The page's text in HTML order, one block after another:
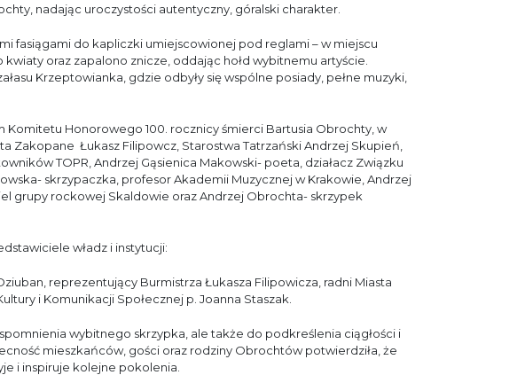
nadając uroczystości autentyczny, góralski charakter.
fasiągami do kapliczki umiejscowionej pod reglami – w miejscu
oraz zapalono znicze, oddając hołd wybitnemu artyście.
Krzeptowianka, gdzie odbyły się wspólne posiady, pełne muzyki,
Honorowego 100. rocznicy śmierci Bartusia Obrochty, w
Zakopane Łukasz Filipowcz, Starostwa Tatrzański Andrzej Skupień,
TOPR, Andrzej Gąsienica Makowski- poeta, działacz Związku
skrzypaczka, profesor Akademii Muzycznej w Krakowie, Andrzej
grupy rockowej Skaldowie oraz Andrzej Obrochta- skrzypek
władz i instytucji:
reprezentujący Burmistrza Łukasza Filipowicza, radni Miasta
i Komunikacji Społecznej p. Joanna Staszak.
wybitnego skrzypka, ale także do podkreślenia ciągłości i
mieszkańców, gości oraz rodziny Obrochtów potwierdziła, że
i inspiruje kolejne pokolenia.